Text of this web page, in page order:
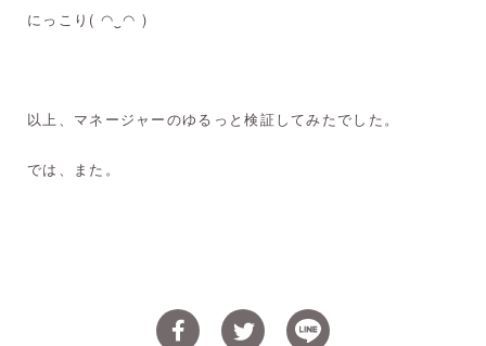
にっこり( ◠‿◠ )
以上、マネージャーのゆるっと検証してみたでした。
では、また。